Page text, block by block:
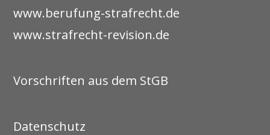
www.berufung-strafrecht.de
www.strafrecht-revision.de
Vorschriften aus dem StGB
Datenschutz